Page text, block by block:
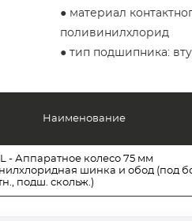
● материал
поливинилхлорид
● тип подшипника:
Наименование
- Аппаратное колесо 75 мм
шинка и обод (под
подш. скольж.)